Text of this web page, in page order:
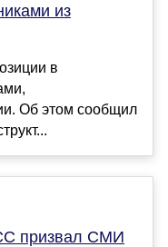
из
в
Об этом сообщил
призвал СМИ